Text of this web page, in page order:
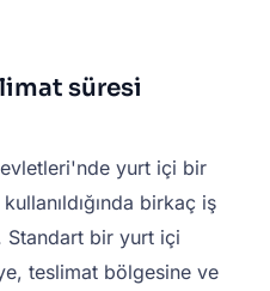
süresi
yurt içi bir
birkaç iş
Standart bir yurt içi
teslimat bölgesine ve